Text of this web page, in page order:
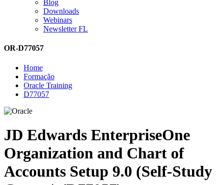
Blog
Downloads
Webinars
Newsletter FL
OR-D77057
Home
Formação
Oracle Training
D77057
JD Edwards EnterpriseOne
Organization and Chart of
Accounts Setup 9.0 (Self-Study